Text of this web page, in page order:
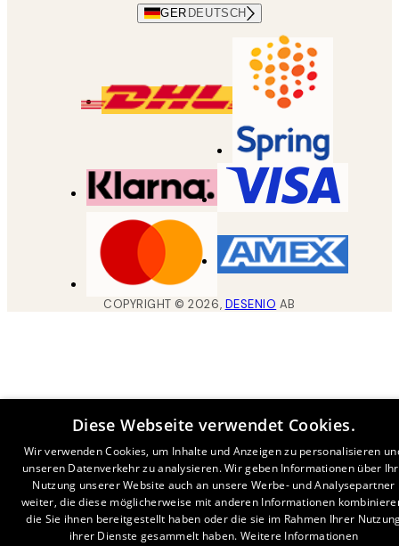
GER DEUTSCH
COPYRIGHT ©2026, DESENIO AB
Diese Webseite verwendet Cookies.
Wir verwenden Cookies, um Inhalte und Anzeigen zu personalisieren
unseren Datenverkehr zu analysieren. Wir geben Informationen über
Nutzung unserer Website auch an unsere Werbe- und Analysepartner
weiter, die diese möglicherweise mit anderen Informationen
die Sie ihnen bereitgestellt haben oder die sie im Rahmen Ihrer
ihrer Dienste gesammelt haben. Weitere Informationen